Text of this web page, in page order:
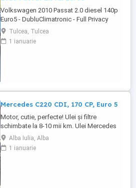
Volkswagen 2010 Passat 2.0 diesel 140p
Euro5 - DubluClimatronic - Full Privacy
Glass - Navigatie originala - Pilot automat
ESP - Sistem Start-Stop - Airbaguri
frontale - Airbaguri laterale - Parbriz cu
Tulcea, Tulcea
1 ianuarie
Mercedes C220 CDI, 170 CP, Euro 5
Motor, cutie, perfecte! Ulei și filtre
schimbate la 8-10 mii km. Ulei Mercedes
15 W - 30. Echipamente si caracteristici
speciale: Sistem de navigație COMAND
APS: Sistem de navigație integrat
Alba Iulia, Alba
1 ianuarie